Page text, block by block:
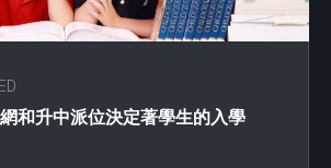
和升中派位決定著學生的入學